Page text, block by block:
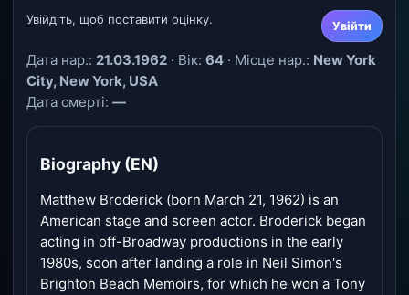
Увійдіть, щоб поставити оцінку. Увійти
Дата нар.: 21.03.1962 · Вік: 64 · Місце нар.: New York
City, New York, USA
Дата смерті: —
Biography (EN)
Matthew Broderick (born March 21, 1962) is an
American stage and screen actor. Broderick began
acting in off-Broadway productions in the early
1980s, soon after landing a role in Neil Simon's
Brighton Beach Memoirs, for which he won a Tony